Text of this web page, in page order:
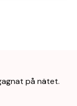
på nätet.